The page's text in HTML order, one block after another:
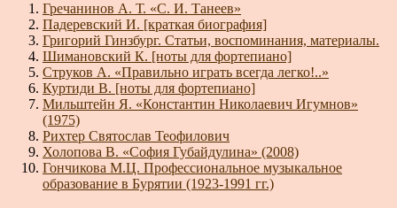
Гречанинов А. Т. «С. И. Танеев»
Падеревский И. [краткая биография]
Григорий Гинзбург. Статьи, воспоминания, материалы.
Шимановский К. [ноты для фортепиано]
Струков А. «Правильно играть всегда легко!..»
Куртиди В. [ноты для фортепиано]
Мильштейн Я. «Константин Николаевич Игумнов»
(1975)
Рихтер Святослав Теофилович
Холопова В. «София Губайдулина» (2008)
Гончикова М.Ц. Профессиональное музыкальное
образование в Бурятии (1923-1991 гг.)